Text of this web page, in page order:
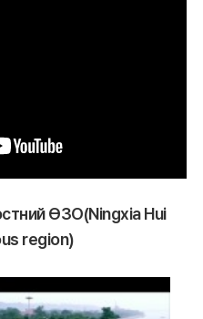
ӨЗО(Ningxia Hui
region)